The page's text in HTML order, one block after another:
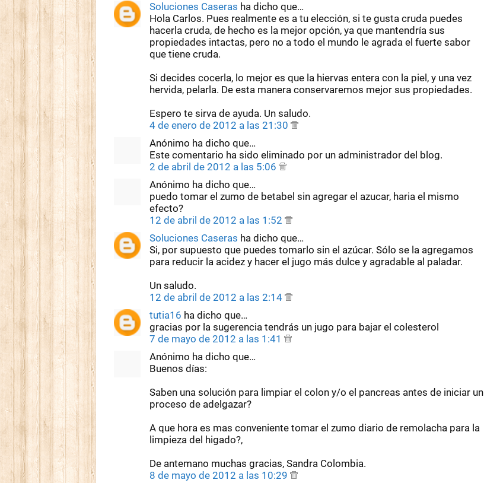
Soluciones Caseras ha dicho que…
Hola Carlos. Pues realmente es a tu elección, si te gusta cruda puedes
hacerla cruda, de hecho es la mejor opción, ya que mantendría sus
propiedades intactas, pero no a todo el mundo le agrada el fuerte sabor
que tiene cruda.
Si decides cocerla, lo mejor es que la hiervas entera con la piel, y una vez
hervida, pelarla. De esta manera conservaremos mejor sus propiedades.
Espero te sirva de ayuda. Un saludo.
4 de enero de 2012 a las 21:30
Anónimo ha dicho que…
Este comentario ha sido eliminado por un administrador del blog.
2 de abril de 2012 a las 5:06
Anónimo ha dicho que…
puedo tomar el zumo de betabel sin agregar el azucar, haria el mismo
efecto?
12 de abril de 2012 a las 1:52
Soluciones Caseras ha dicho que…
Si, por supuesto que puedes tomarlo sin el azúcar. Sólo se la agregamos
para reducir la acidez y hacer el jugo más dulce y agradable al paladar.
Un saludo.
12 de abril de 2012 a las 2:14
tutia16 ha dicho que…
gracias por la sugerencia tendrás un jugo para bajar el colesterol
7 de mayo de 2012 a las 1:41
Anónimo ha dicho que…
Buenos días:
Saben una solución para limpiar el colon y/o el pancreas antes de iniciar un
proceso de adelgazar?
A que hora es mas conveniente tomar el zumo diario de remolacha para la
limpieza del higado?,
De antemano muchas gracias, Sandra Colombia.
8 de mayo de 2012 a las 10:29